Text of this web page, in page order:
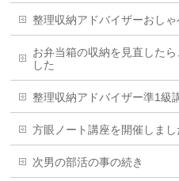
整理収納アドバイザーおしゃ
お弁当箱の収納を見直した
した
整理収納アドバイザー準1級
方眼ノート講座を開催しまし
次男の部活の事の続き